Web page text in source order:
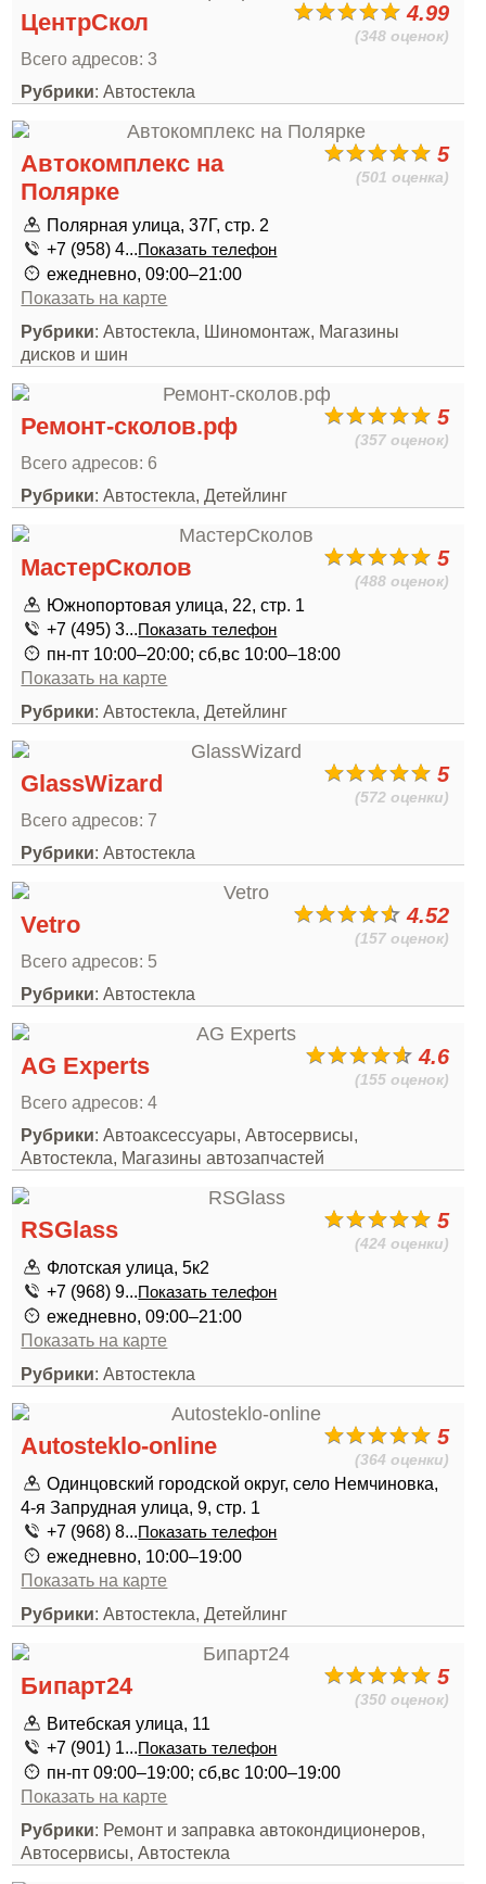
4.99
(348 оценок)
ЦентрСкол
Всего адресов: 3
Рубрики: Автостекла
5
(501 оценка)
Автокомплекс на
Полярке
Полярная улица, 37Г, стр. 2
+7 (958) 4...Показать телефон
ежедневно, 09:00–21:00
Показать на карте
Рубрики: Автостекла, Шиномонтаж, Магазины
дисков и шин
5
(357 оценок)
Ремонт-сколов.рф
Всего адресов: 6
Рубрики: Автостекла, Детейлинг
5
(488 оценок)
МастерСколов
Южнопортовая улица, 22, стр. 1
+7 (495) 3...Показать телефон
пн-пт 10:00–20:00; сб,вс 10:00–18:00
Показать на карте
Рубрики: Автостекла, Детейлинг
5
(572 оценки)
GlassWizard
Всего адресов: 7
Рубрики: Автостекла
4.52
(157 оценок)
Vetro
Всего адресов: 5
Рубрики: Автостекла
4.6
(155 оценок)
AG Experts
Всего адресов: 4
Рубрики: Автоаксессуары, Автосервисы,
Автостекла, Магазины автозапчастей
5
(424 оценки)
RSGlass
Флотская улица, 5к2
+7 (968) 9...Показать телефон
ежедневно, 09:00–21:00
Показать на карте
Рубрики: Автостекла
5
(364 оценки)
Autosteklo-online
Одинцовский городской округ, село Немчиновка,
4-я Запрудная улица, 9, стр. 1
+7 (968) 8...Показать телефон
ежедневно, 10:00–19:00
Показать на карте
Рубрики: Автостекла, Детейлинг
5
(350 оценок)
Бипарт24
Витебская улица, 11
+7 (901) 1...Показать телефон
пн-пт 09:00–19:00; сб,вс 10:00–19:00
Показать на карте
Рубрики: Ремонт и заправка автокондиционеров,
Автосервисы, Автостекла